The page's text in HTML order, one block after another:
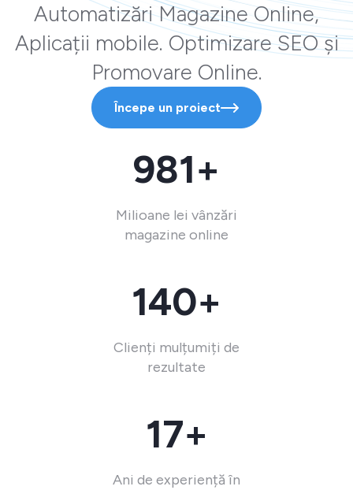
Automatizări Magazine Online,
Aplicații mobile. Optimizare SEO și
Promovare Online.
Începe un proiect
981+
Milioane lei vânzări
magazine online
140+
Clienți mulțumiți de
rezultate
17+
Ani de experiență în